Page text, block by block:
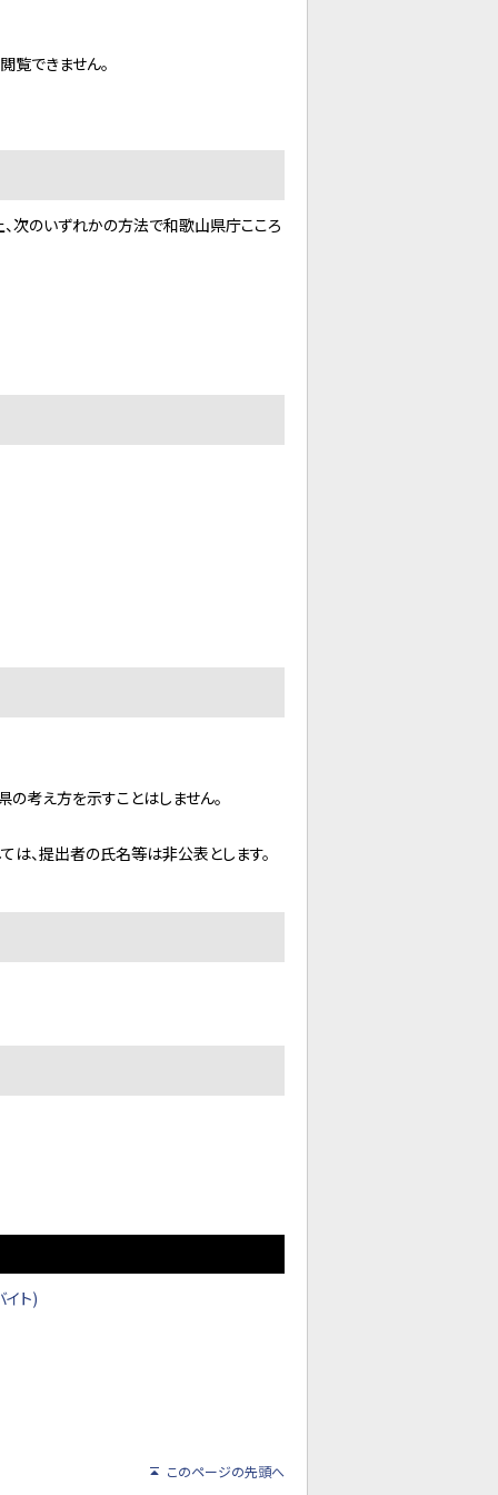
できません。
次のいずれかの方法で和歌山県庁こころ
考え方を示すことはしません。
、提出者の氏名等は非公表とします。
ト)
このページの先頭へ